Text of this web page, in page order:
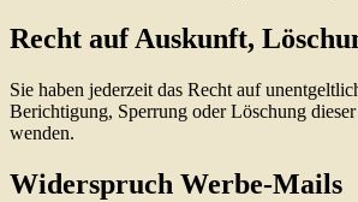
Recht auf Auskunft,
Sie haben jederzeit das Recht auf
Berichtigung, Sperrung oder Löschung
wenden.
Widerspruch Werbe-Mails